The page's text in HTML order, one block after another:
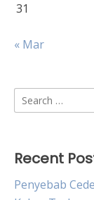
31
« Mar
Search
for:
Recent
Penyebab